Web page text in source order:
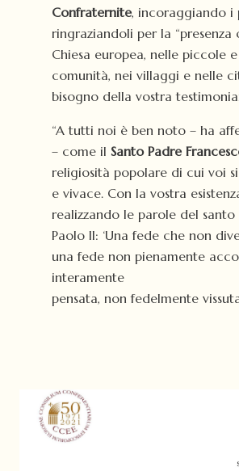
Confraternite, incoraggiando
ringraziandoli per la “presenza
Chiesa europea, nelle piccole
comunità, nei villaggi e nelle
bisogno della vostra
“A tutti noi è ben noto – ha
– come il Santo Padre
religiosità popolare di cui voi
e vivace. Con la vostra
realizzando le parole del santo
Paolo II: ‘Una fede che non
una fede non pienamente
interamente
pensata, non fedelmente